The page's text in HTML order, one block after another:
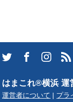
はまこれ®横浜 運
運営者について | プラ